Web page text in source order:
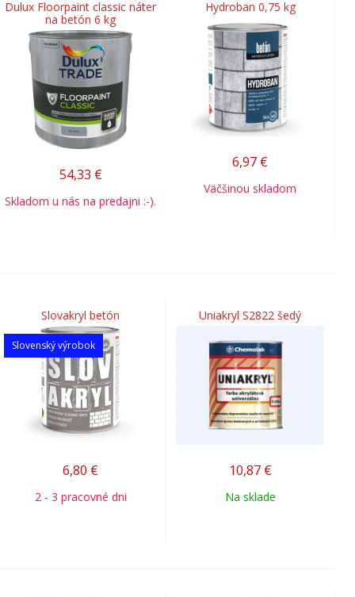
Dulux Floorpaint classic náter
na betón 6 kg
54,33 €
Skladom u nás na predajni :-).
Hydroban 0,75 kg
6,97 €
Väčšinou skladom
Slovakryl betón
Slovenský výrobok
6,80 €
2 - 3 pracovné dni
Uniakryl S2822 šedý
10,87 €
Na sklade